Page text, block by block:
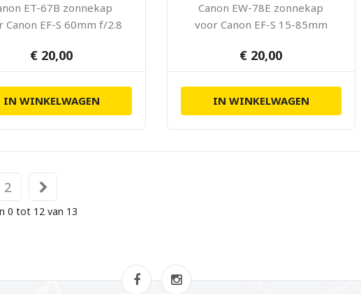
ET-67B zonnekap
Canon EF-S 60mm f/2.8
€ 20,00
IN WINKELWAGEN
Canon EW-78E zonnekap
voor Canon EF-S 15-85mm
€ 20,00
IN WINKELWAGEN
2
0 tot 12 van 13